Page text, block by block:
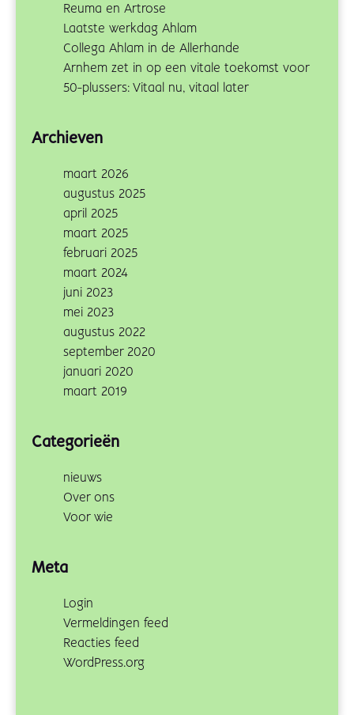
Reuma en Artrose
Laatste werkdag Ahlam
Collega Ahlam in de Allerhande
Arnhem zet in op een vitale toekomst voor
50-plussers: Vitaal nu, vitaal later
Archieven
maart 2026
augustus 2025
april 2025
maart 2025
februari 2025
maart 2024
juni 2023
mei 2023
augustus 2022
september 2020
januari 2020
maart 2019
Categorieën
nieuws
Over ons
Voor wie
Meta
Login
Vermeldingen feed
Reacties feed
WordPress.org